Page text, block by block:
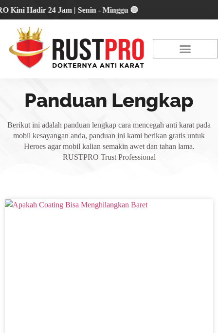
Hadir 24 Jam | Senin - Minggu 🔴
Panduan Lengkap
Berikut ini adalah panduan lengkap cara mencegah anti karat pada
mobil kesayangan anda, panduan ini kami berikan gratis untuk
Heroes agar mobil kalian semakin awet dan tahan lama.
RUSTPRO Trust Professional